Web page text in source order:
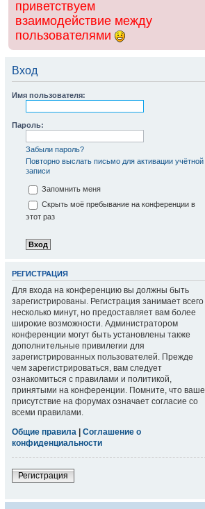
приветствуем
взаимодействие между
пользователями
Вход
Имя пользователя:
Пароль:
Забыли пароль?
Повторно выслать письмо для активации учётной
записи
Запомнить меня
Скрыть моё пребывание на конференции в
этот раз
РЕГИСТРАЦИЯ
Для входа на конференцию вы должны быть
зарегистрированы. Регистрация занимает всего
несколько минут, но предоставляет вам более
широкие возможности. Администратором
конференции могут быть установлены также
дополнительные привилегии для
зарегистрированных пользователей. Прежде
чем зарегистрироваться, вам следует
ознакомиться с правилами и политикой,
принятыми на конференции. Помните, что ваше
присутствие на форумах означает согласие со
всеми правилами.
Общие правила | Соглашение о
конфиденциальности
Регистрация